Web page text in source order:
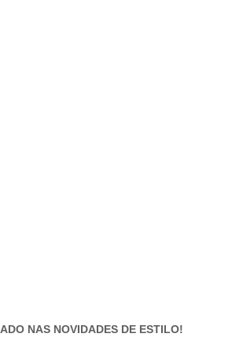
NAS NOVIDADES DE ESTILO!